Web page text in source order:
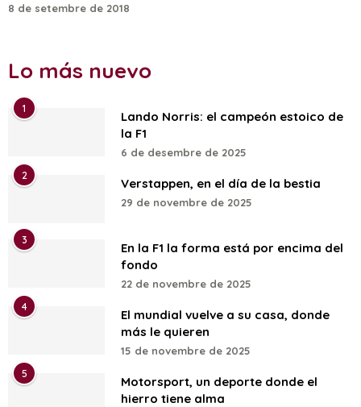
8 de setembre de 2018
Lo más nuevo
1
Lando Norris: el campeón estoico de
la F1
6 de desembre de 2025
2
Verstappen, en el día de la bestia
29 de novembre de 2025
3
En la F1 la forma está por encima del
fondo
22 de novembre de 2025
4
El mundial vuelve a su casa, donde
más le quieren
15 de novembre de 2025
5
Motorsport, un deporte donde el
hierro tiene alma